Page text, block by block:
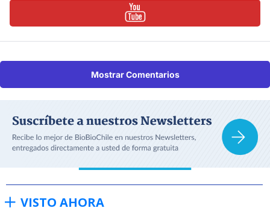
Mostrar Comentarios
VISTO AHORA